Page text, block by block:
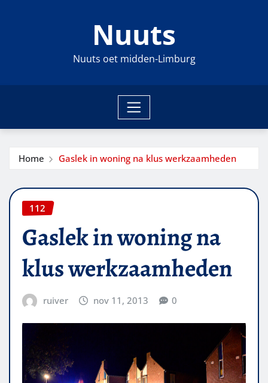
Nuuts
Nuuts oet midden-Limburg
Home Gaslek in woning na klus werkzaamheden
112
Gaslek in woning na
klus werkzaamheden
ruiver nov 11, 2013 0